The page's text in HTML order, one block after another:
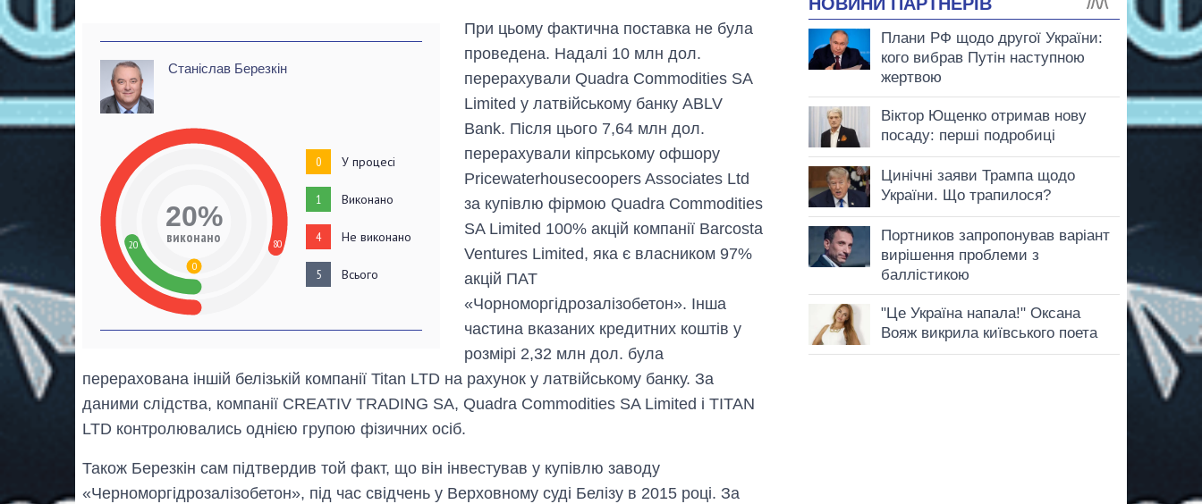
Станіслав Березкін
80
20
0
20%
виконано
0 У процесі
1 Виконано
4 Не виконано
5 Всього
При цьому фактична поставка не була
проведена. Надалі 10 млн дол.
перерахували Quadra Commodities SA
Limited у латвійському банку ABLV
Bank. Після цього 7,64 млн дол.
перерахували кіпрському офшору
Pricewaterhousecoopers Associates Ltd
за купівлю фірмою Quadra Commodities
SA Limited 100% акцій компанії Barcosta
Ventures Limited, яка є власником 97%
акцій ПАТ
«Чорноморгідрозалізобетон». Інша
частина вказаних кредитних коштів у
розмірі 2,32 млн дол. була
перерахована іншій белізькій компанії Titan LTD на рахунок у латвійському банку. За
даними слідства, компанії CREATIV TRADING SA, Quadra Commodities SA Limited і TITAN
LTD контролювались однією групою фізичних осіб.
Також Березкін сам підтвердив той факт, що він інвестував у купівлю заводу
«Черноморгідрозалізобетон», під час свідчень у Верховному суді Белізу в 2015 році. За